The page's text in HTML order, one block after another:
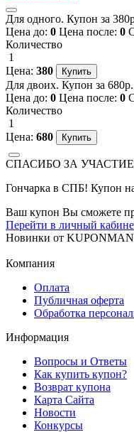
Для одного. Купон за
Цена до: 0 Цена после: 0
Количество
1
Цена: 380
Для двоих. Купон за
Цена до: 0 Цена после: 0
Количество
1
Цена: 680
СПАСИБО ЗА
Гончарка в СПБ! Купон на
Ваш купон Вы сможете
Перейти в личный
Новинки от
Компания
Оплата
Публичная оферта
Обработка
Информация
Вопросы и Ответы
Как купить купон?
Возврат купона
Карта Сайта
Новости
Конкурсы